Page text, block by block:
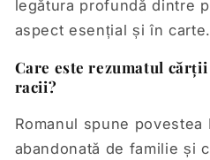
legătura profundă dintre
aspect esențial și în carte.
Care este rezumatul cărții
racii?
Romanul spune povestea
abandonată de familie și